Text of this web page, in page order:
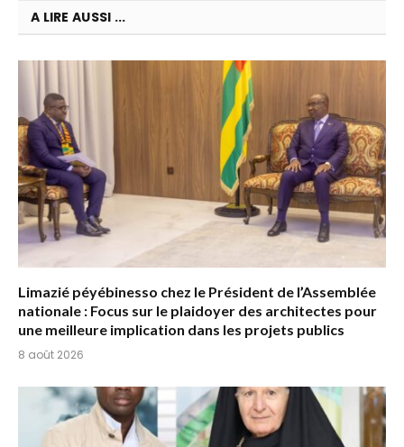
A LIRE AUSSI ...
Limazié péyébinesso chez le Président de l’Assemblée
nationale : Focus sur le plaidoyer des architectes pour
une meilleure implication dans les projets publics
8 août 2026